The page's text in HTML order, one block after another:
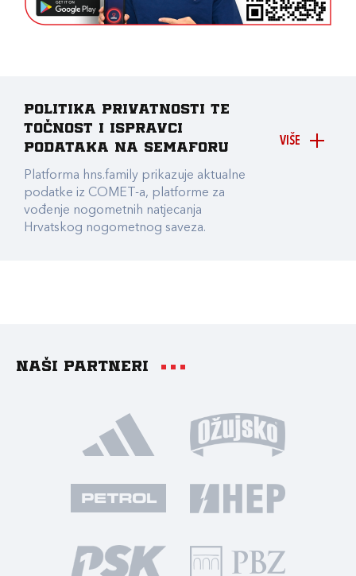
VIŠE
Politika privatnosti te
točnost i ispravci
podataka na Semaforu
Platforma hns.family prikazuje aktualne
podatke iz COMET-a, platforme za
vođenje nogometnih natjecanja
Hrvatskog nogometnog saveza.
Naši partneri